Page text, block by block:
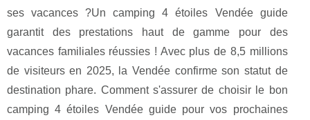
ses vacances ?Un camping 4 étoiles Vendée guide
garantit des prestations haut de gamme pour des
vacances familiales réussies ! Avec plus de 8,5 millions
de visiteurs en 2025, la Vendée confirme son statut de
destination phare. Comment s'assurer de choisir le bon
camping 4 étoiles Vendée guide pour vos prochaines